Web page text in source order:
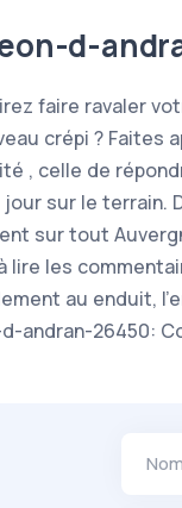
d-
faire ravaler
crépi ? Faites
, celle de
sur le terrain.
sur tout
lire les
au enduit,
andran-26450: